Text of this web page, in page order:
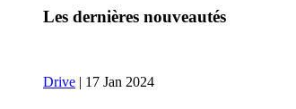
Les dernières nouveautés
Drive | 17 Jan 2024